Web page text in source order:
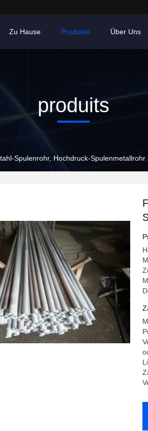
Zu Hause Produkte Über Uns
produits
Spulenrohr, Hochdruck-Spulenmetallrohr